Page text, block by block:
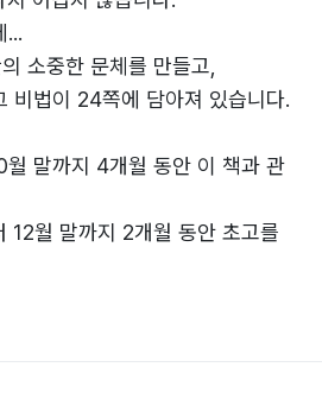
...
소중한 문체를 만들고,
비법이 24쪽에 담아져 있습니다.
말까지 4개월 동안 이 책과 관
12월 말까지 2개월 동안 초고를
말까지 3개월에 걸쳐 이 책을 마